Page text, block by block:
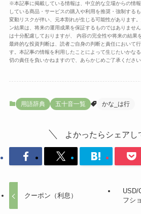
※本記事に掲載している情報は、中立的な立場からの情
している商品・サービスの購入や利用を推奨・強制する
変動リスクが伴い、元本割れが生じる可能性があります
ン結果は、将来の運用成果を保証するものではありませ
は十分配慮しておりますが、 内容の完全性や将来の結果
最終的な投資判断は、読者ご自身の判断と責任において
す。本記事の情報を利用したことによって生じたいかな
切の責任を負いかねますので、あらかじめご了承ください
用語辞典 五十音一覧 かな_は行
よかったらシェアし
クーポン（利息）
USD/
フシ